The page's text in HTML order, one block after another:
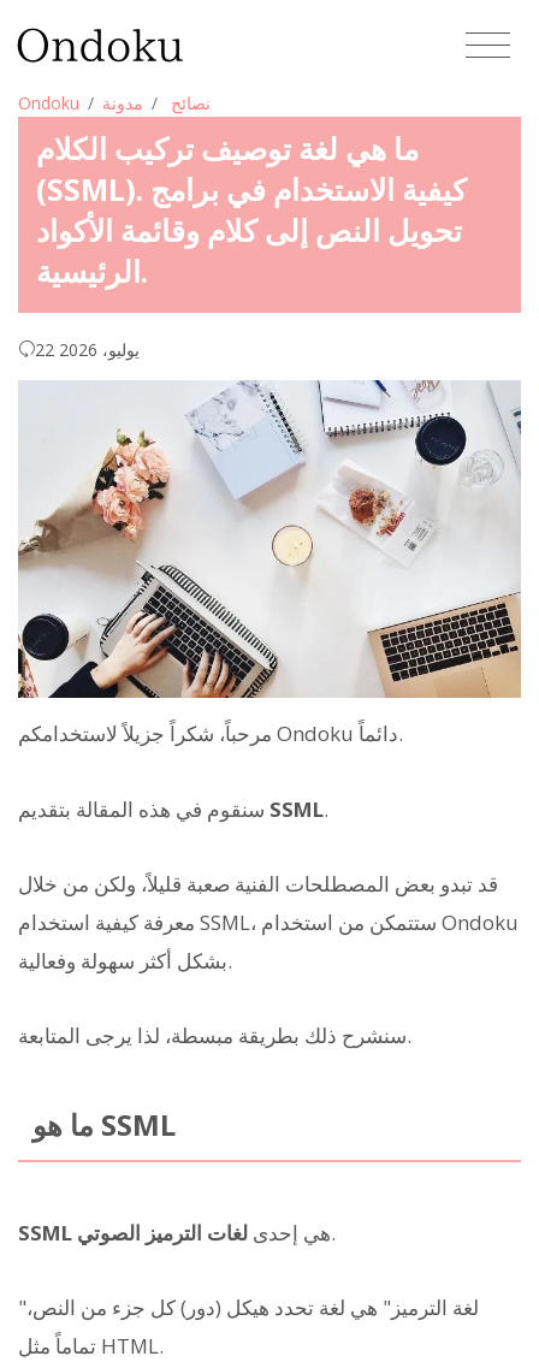
Ondoku مدونة نصائح
ما هي لغة توصيف تركيب الكلام
(SSML). كيفية الاستخدام في برامج
تحويل النص إلى كلام وقائمة الأكواد
الرئيسية.
22 يوليو، 2026
مرحباً، شكراً جزيلاً لاستخدامكم Ondoku دائماً.
SSML.
قد تبدو بعض المصطلحات الفنية صعبة قليلاً، ولكن من خلال
معرفة كيفية استخدام SSML، ستتمكن من استخدام Ondoku
بشكل أكثر سهولة وفعالية.
سنشرح ذلك بطريقة مبسطة، لذا يرجى المتابعة.
ما هو SSML
SSML هي إحدى لغات الترميز الصوتي .
"لغة الترميز" هي لغة تحدد هيكل (دور) كل جزء من النص،
تماماً مثل HTML.